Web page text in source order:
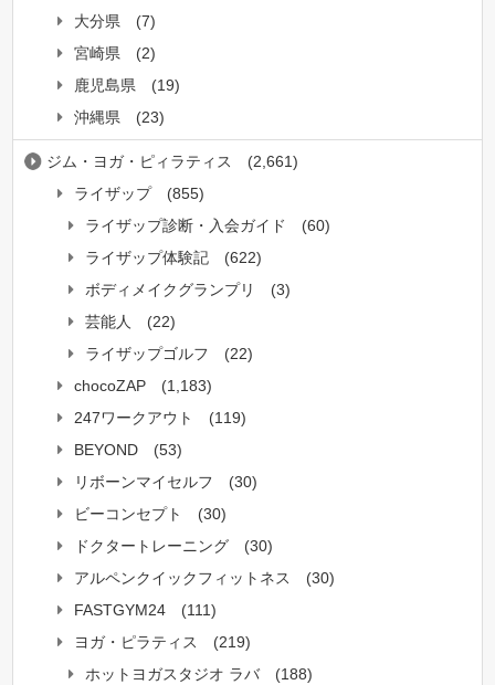
大分県
(7)
宮崎県
(2)
鹿児島県
(19)
沖縄県
(23)
ジム・ヨガ・ピィラティス
(2,661)
ライザップ
(855)
ライザップ診断・入会ガイド
(60)
ライザップ体験記
(622)
ボディメイクグランプリ
(3)
芸能人
(22)
ライザップゴルフ
(22)
chocoZAP
(1,183)
247ワークアウト
(119)
BEYOND
(53)
リボーンマイセルフ
(30)
ビーコンセプト
(30)
ドクタートレーニング
(30)
アルペンクイックフィットネス
(30)
FASTGYM24
(111)
ヨガ・ピラティス
(219)
ホットヨガスタジオ ラバ
(188)